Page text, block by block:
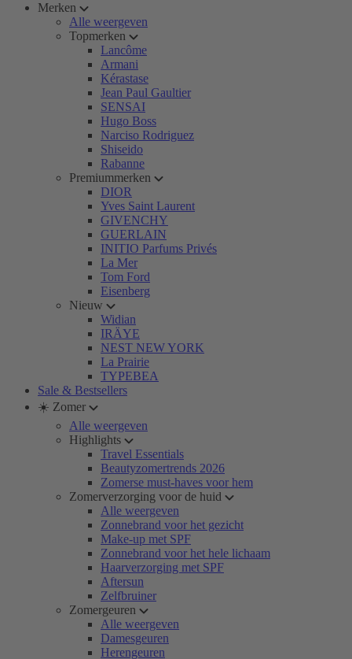
Merken
Alle weergeven
Topmerken
Lancôme
Armani
Kérastase
Jean Paul Gaultier
SENSAI
Hugo Boss
Narciso Rodriguez
Shiseido
Rabanne
Premiummerken
DIOR
Yves Saint Laurent
GIVENCHY
GUERLAIN
INITIO Parfums Privés
La Mer
Tom Ford
Eisenberg
Nieuw
Widian
IRÄYE
NEST NEW YORK
La Prairie
TYPEBEA
Sale & Bestsellers
☀️ Zomer
Alle weergeven
Highlights
Travel Essentials
Beautyzomertrends 2026
Zomerse must-haves voor hem
Zomerverzorging voor de huid
Alle weergeven
Zonnebrand voor het gezicht
Make-up met SPF
Zonnebrand voor het hele lichaam
Haarverzorging met SPF
Aftersun
Zelfbruiner
Zomergeuren
Alle weergeven
Damesgeuren
Herengeuren